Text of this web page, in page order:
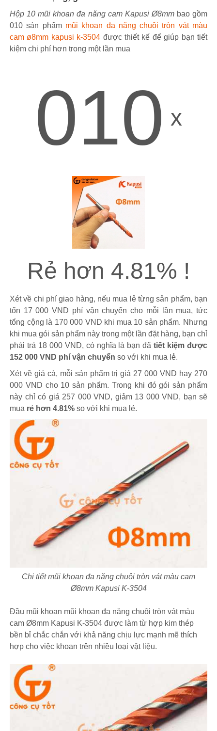
Hộp 10 mũi khoan đa năng cam Kapusi Ø8mmbao gồm
010 sản phẩm mũi khoan đa năng chuôi tròn vát màu
cam ø8mm kapusi k-3504 được thiết kế để giúp bạn tiết
kiệm chi phí hơn trong một lần mua
010 x
Rẻ hơn 4.81% !
Xét về chi phí giao hàng, nếu mua lẻ từng sản phẩm, bạn
tốn 17 000 VND phí vận chuyển cho mỗi lần mua, tức
tổng cộng là 170 000 VND khi mua 10 sản phẩm. Nhưng
khi mua gói sản phẩm này trong một lần đặt hàng, bạn chỉ
phải trả 18 000 VND, có nghĩa là bạn đãtiết kiệm được
152 000 VND phí vận chuyển so với khi mua lẻ.
Xét về giá cả, mỗi sản phẩm trị giá 27 000 VND hay 270
000 VND cho 10 sản phẩm. Trong khi đó gói sản phẩm
này chỉ có giá 257 000 VND, giảm 13 000 VND, bạn sẽ
mua rẻ hơn 4.81% so với khi mua lẻ.
Chi tiết mũi khoan đa năng chuôi tròn vát màu cam
Ø8mm Kapusi K-3504
Đầu mũi khoan mũi khoan đa năng chuôi tròn vát màu
cam Ø8mm Kapusi K-3504 được làm từ hợp kim thép
bền bỉ chắc chắn với khả năng chịu lực mạnh mẽ thích
hợp cho việc khoan trên nhiều loại vật liệu.